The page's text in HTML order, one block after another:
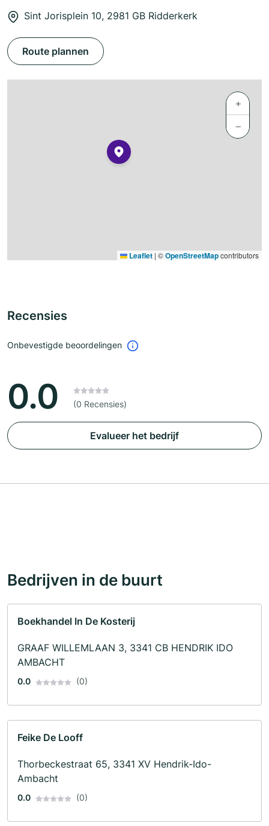
Sint Jorisplein 10, 2981 GB Ridderkerk
Route plannen
+
−
Leaflet | ©OpenStreetMapcontributors
Recensies
Onbevestigde beoordelingen
0.0 (0 Recensies)
Evalueer het bedrijf
Bedrijven in de buurt
Boekhandel In De Kosterij
GRAAF WILLEMLAAN 3, 3341 CB HENDRIK IDO
AMBACHT
0.0 (0)
Feike De Looff
Thorbeckestraat 65, 3341 XV Hendrik-Ido-
Ambacht
0.0 (0)